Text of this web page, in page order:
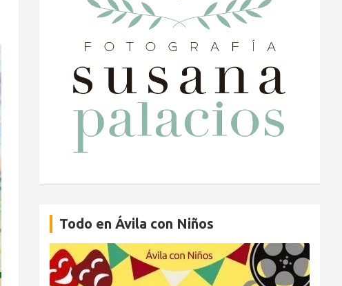
Todo en Ávila con Niños